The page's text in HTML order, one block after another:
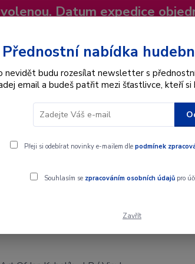
Datum expedice
Interpret
Kubelík - LP / Vinyl
Kubelík - LP / Vinyl
Přednostní nabídka
nevidět budu rozesílat newsletter s
email a budeš patřit mezi šťastlivce, kteří si
Přeji si odebírat novinky e-mailem dle podmínek
Souhlasím se zpracováním osobních údajůpro
Zavřít